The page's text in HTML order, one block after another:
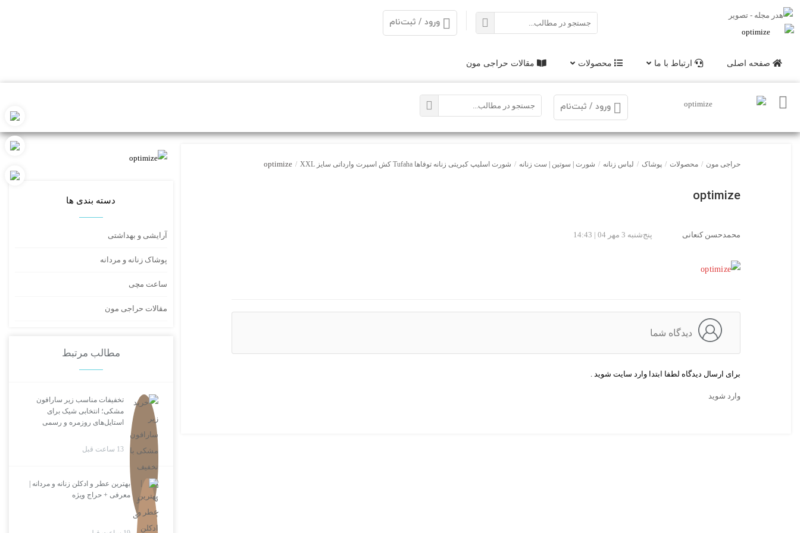
ورود / ثبت‌نام
صفحه اصلی ارتباط با ما محصولات مقالات حراجی مون
ورود / ثبت‌نام
حراجی مون / محصولات / پوشاک / لباس زنانه / شورت | سوتین | ست زنانه / شورت اسلیپ کبریتی زنانه توفاها Tufaha کش اسپرت وارداتی سایز XXL /
optimize
optimize
محمدحسن کنعانی پنج‌شنبه 3 مهر 04 | 14:43
دیدگاه شما
برای ارسال دیدگاه لطفا ابتدا وارد سایت شوید .
وارد شوید
دسته بندی ها
آرایشی و بهداشتی
پوشاک زنانه و مردانه
ساعت مچی
مقالات حراجی مون
مطالب مرتبط
تخفیفات مناسب زیر سارافون
مشکی؛ انتخابی شیک برای
استایل‌های روزمره و رسمی
13 ساعت قبل
بهترین عطر و ادکلن زنانه و مردانه |
معرفی + حراج ویژه